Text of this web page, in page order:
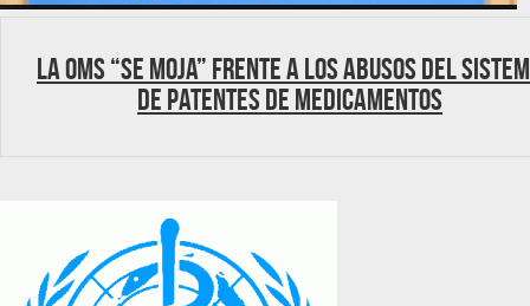
La OMS “se moja” frente a los abusos del
de patentes de medicamentos